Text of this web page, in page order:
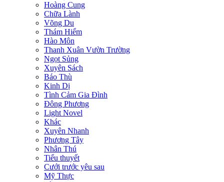
Hoàng Cung
Chữa Lành
Võng Du
Thám Hiểm
Hào Môn
Thanh Xuân Vườn Trường
Ngọt Sủng
Xuyên Sách
Báo Thù
Kinh Dị
Tình Cảm Gia Đình
Đông Phương
Light Novel
Khác
Xuyên Nhanh
Phương Tây
Nhân Thú
Tiểu thuyết
Cưới trước yêu sau
Mỹ Thực